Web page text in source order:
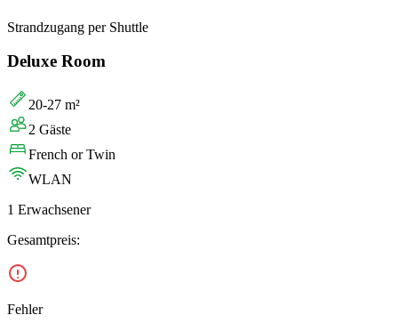
Strandzugang per Shuttle
Deluxe Room
20-27 m²
2 Gäste
French or Twin
WLAN
1 Erwachsener
Gesamtpreis:
Fehler